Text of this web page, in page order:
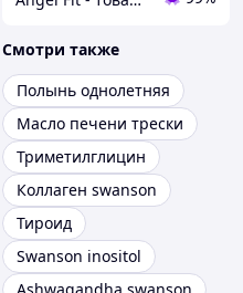
Смотри также
Полынь однолетняя
Масло печени трески
Триметилглицин
Коллаген swanson
Тироид
Swanson inositol